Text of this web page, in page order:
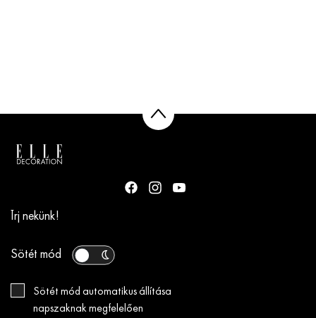
Írj nekünk!
Sötét mód
Sötét mód automatikus állítása
napszaknak megfelelően